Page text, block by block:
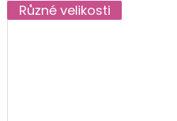
Různé velikosti